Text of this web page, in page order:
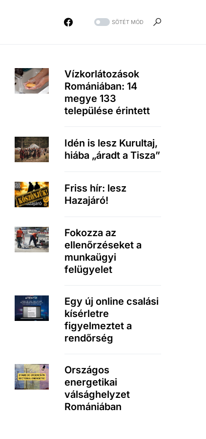
SÖTÉT MÓD
Vízkorlátozások
Romániában: 14
megye 133
települése érintett
Idén is lesz Kurultaj,
hiába „áradt a Tisza”
Friss hír: lesz
Hazajáró!
Fokozza az
ellenőrzéseket a
munkaügyi
felügyelet
Egy új online csalási
kísérletre
figyelmeztet a
rendőrség
Országos
energetikai
válsághelyzet
Romániában